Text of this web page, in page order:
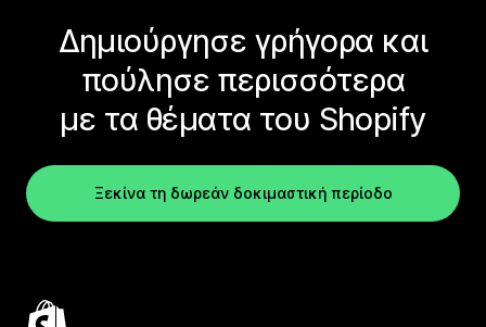
Δημιούργησε γρήγορα και
πούλησε περισσότερα
με τα θέματα του Shopify
Ξεκίνα τη δωρεάν δοκιμαστική περίοδο